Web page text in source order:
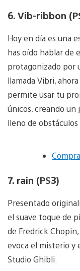
6. Vib-ribbon
Hoy en día es una
has oído hablar de
protagonizado por
llamada Vibri,
permite usar tu
únicos, creando un
lleno de
7. rain (PS3)
Presentado
el suave toque de
de Fredrick
evoca el misterio y
Studio Ghibli.